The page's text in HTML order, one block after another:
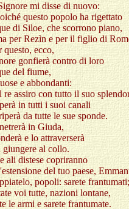
mi disse di nuovo:
questo popolo ha rigettato
di Siloe, che scorrono piano,
per Rezìn e per il figlio di
questo, ecco,
gonfierà contro di loro
del fiume,
e abbondanti:
re assiro con tutto il suo
in tutti i suoi canali
da tutte le sue sponde.
in Giuda,
e lo attraverserà
giungere al collo.
ali distese copriranno
del tuo paese,
popoli: sarete frantumati;
voi tutte, nazioni lontane,
le armi e sarete frantumate.